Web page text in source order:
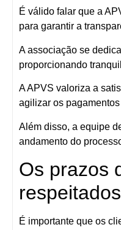
É válido falar que a
para garantir a
A associação se
proporcionando
A APVS valoriza a
agilizar os
Além disso, a equipe
andamento do
Os prazos
É importante que os